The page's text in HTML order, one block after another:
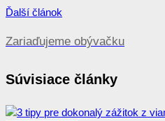
Ďalší článok
Zariaďujeme obývačku
Súvisiace články